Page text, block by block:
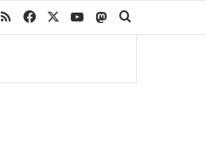
RSS Facebook YouTubeMastodon